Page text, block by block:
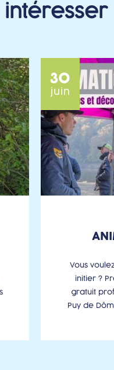
intéresser
30
juin
Vous
initier ?
gratuit
Puy de